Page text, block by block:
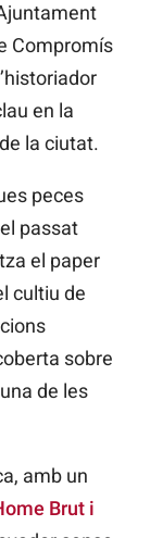
Compromís
en la
la ciutat.
peces
passat
el paper
cultiu de
sobre
de les
amb un
Brut i